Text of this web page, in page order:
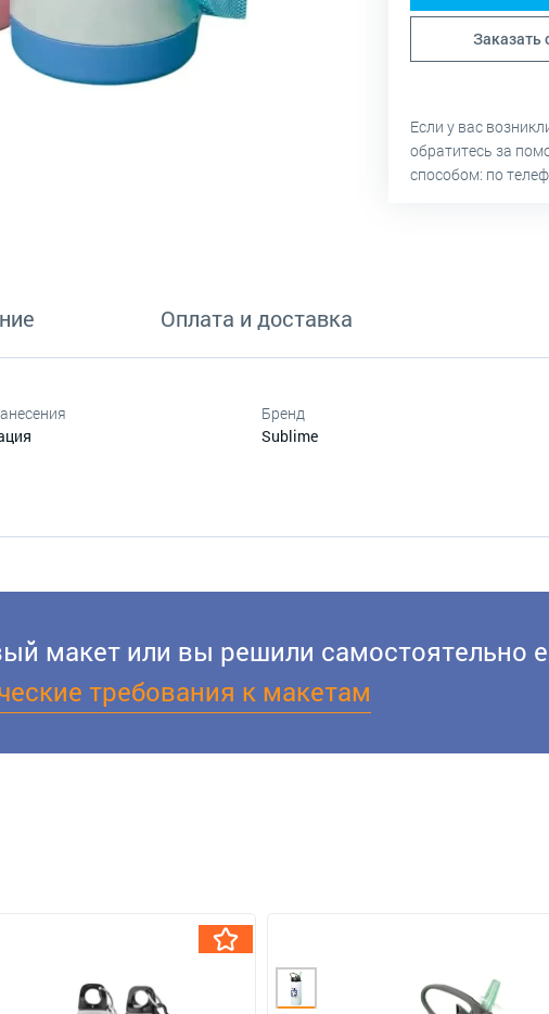
Заказать
Если у вас
обратитесь за
способом: по
Оплата и доставка
Бренд
Sublime
макет или вы решили самостоятельно
требования к макетам